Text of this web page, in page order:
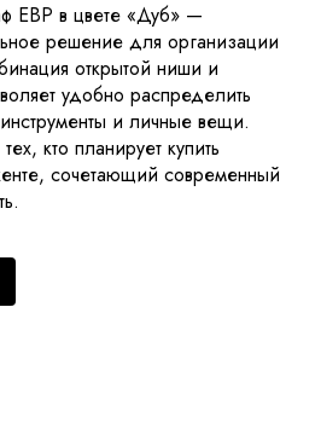
EBP в цвете «Дуб» —
решение для организации
открытой ниши и
удобно распределить
и личные вещи.
кто планирует купить
сочетающий современный